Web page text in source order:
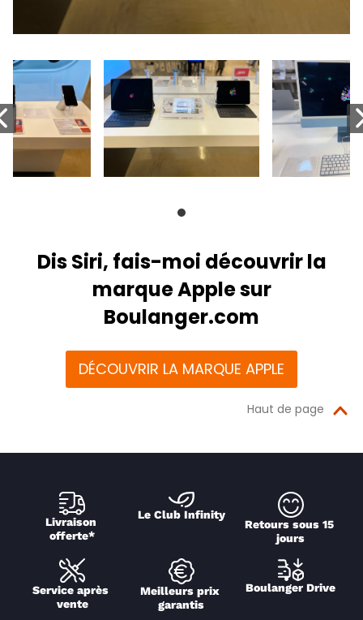
Dis Siri, fais-moi découvrir la
marque Apple sur
Boulanger.com
DÉCOUVRIR LA MARQUE APPLE
Haut de page
Livraison
offerte*
Le Club Infinity
Retours sous 15
jours
Service après
vente
Meilleurs prix
garantis
Boulanger Drive